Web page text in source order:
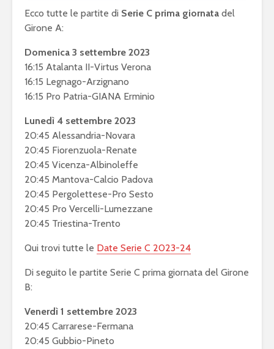
Ecco tutte le partite di Serie C prima giornata del
Girone A:
Domenica 3 settembre 2023
16:15 Atalanta II-Virtus Verona
16:15 Legnago-Arzignano
16:15 Pro Patria-GIANA Erminio
Lunedì 4 settembre 2023
20:45 Alessandria-Novara
20:45 Fiorenzuola-Renate
20:45 Vicenza-Albinoleffe
20:45 Mantova-Calcio Padova
20:45 Pergolettese-Pro Sesto
20:45 Pro Vercelli-Lumezzane
20:45 Triestina-Trento
Qui trovi tutte le Date Serie C 2023-24
Di seguito le partite Serie C prima giornata del Girone
B:
Venerdì 1 settembre 2023
20:45 Carrarese-Fermana
20:45 Gubbio-Pineto